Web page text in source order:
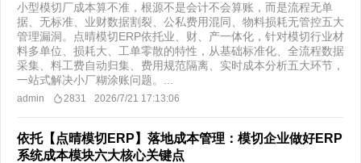
小型模切厂成本算不准，根源不是会计不会算账，而是流程无单
据、无标准、业财数据割裂、公私费用混同、物料损耗无管控五大
管理漏洞。点晴模切ERP依托业、财、产一体化，针对模切行业材
料多单位、损耗大、工单零散的特性，从基础标准化、全流程数据
采集、料工费自动归集、费用规范隔离、实时成本分析五大环节，
一站式解决小厂糊涂账问题。...
admin 2831 2026/7/21 17:13:06
依托【点晴模切ERP】落地成本管理：模切企业做好ERP
系统成本模块六大核心关键点